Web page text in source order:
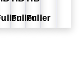
FullerFuller